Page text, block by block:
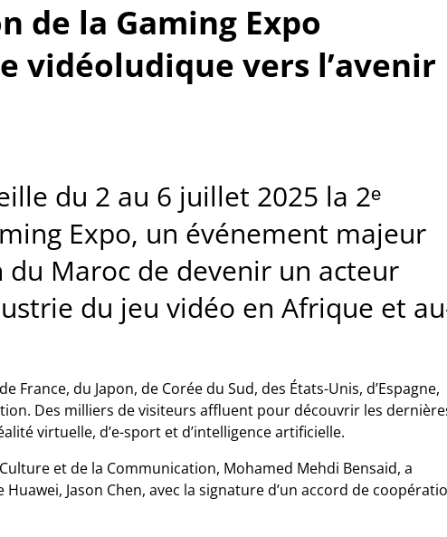
de la Gaming Expo
vidéoludique vers l’avenir
du 2 au 6 juillet 2025 la 2ᵉ
Expo, un événement majeur
Maroc de devenir un acteur
du jeu vidéo en Afrique et
France, du Japon, de Corée du Sud, des États-Unis, d’Espagne,
Des milliers de visiteurs affluent pour découvrir les
virtuelle, d’e-sport et d’intelligence artificielle.
et de la Communication, Mohamed Mehdi Bensaid, a
Jason Chen, avec la signature d’un accord de